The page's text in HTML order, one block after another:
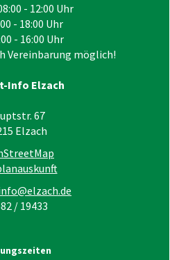
- 12:00 Uhr
- 18:00 Uhr
- 16:00 Uhr
Vereinbarung möglich!
Info Elzach
67
Elzach
/ 19433